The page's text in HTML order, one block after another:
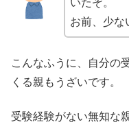
いたぞ。
お前、少な
こんなふうに、自分の
くる親もうざいです。
受験経験がない無知な